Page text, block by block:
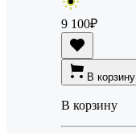
9 100₽
В корзину
В корзину